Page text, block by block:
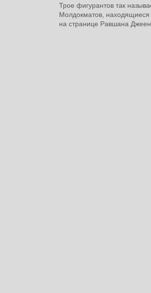
Трое фигурантов так
Молдокматов,
на странице Равшана